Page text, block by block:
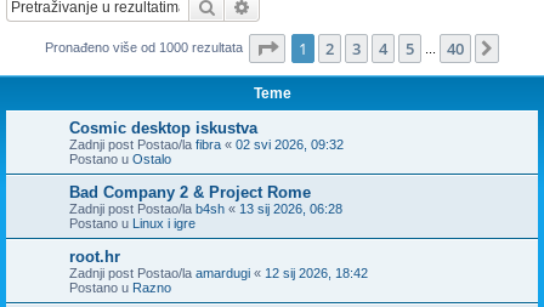
ž
Pretražnik
Pronađeno više od 1000 rezultata Stranica: 1/ 40.
1 2 3 4 5 40
Teme
Cosmic desktop iskustva
Zadnji post Postao/la fibra « 02 svi 2026, 09:32
Postano u Ostalo
Bad Company 2 & Project Rome
Zadnji post Postao/la b4sh « 13 sij 2026, 06:28
Postano u Linux i igre
root.hr
Zadnji post Postao/la amardugi « 12 sij 2026, 18:42
Postano u Razno